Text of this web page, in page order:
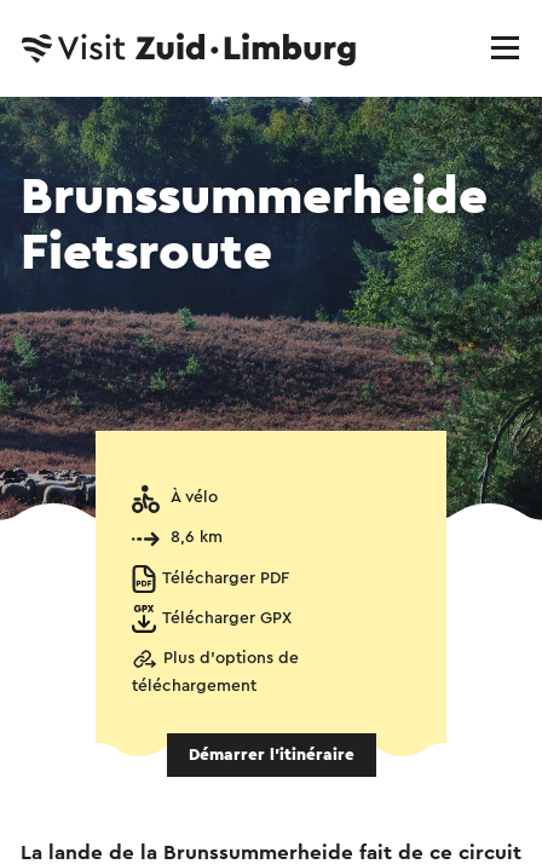
Brunssummerheide
Fietsroute
À vélo
8,6 km
Télécharger PDF
Télécharger GPX
Plus d'options de
téléchargement
Démarrer l’itinéraire
La lande de la Brunssummerheide fait de ce circuit